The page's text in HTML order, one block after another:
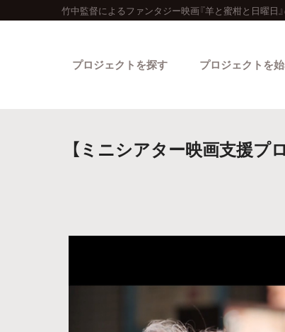
竹中監督によるファンタジー映画『羊と蜜柑と日曜日
プロジェクトを探す
カテゴリーから
プロジェクトを
【ミニシアター映画支援プ